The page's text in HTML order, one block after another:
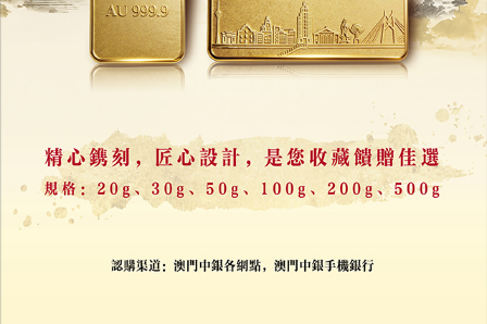
韓國旅遊界促撤賭業改革
憂徵費加五成重創賭場盈利
05/08/2026